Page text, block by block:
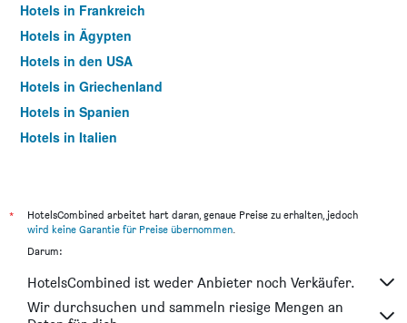
Hotels in Frankreich
Hotels in Ägypten
Hotels in den USA
Hotels in Griechenland
Hotels in Spanien
Hotels in Italien
*
HotelsCombined arbeitet hart daran, genaue Preise zu erhalten, jedoch
wird keine Garantie für Preise übernommen.
Darum:
HotelsCombined ist weder Anbieter noch Verkäufer.
Wir durchsuchen und sammeln riesige Mengen an